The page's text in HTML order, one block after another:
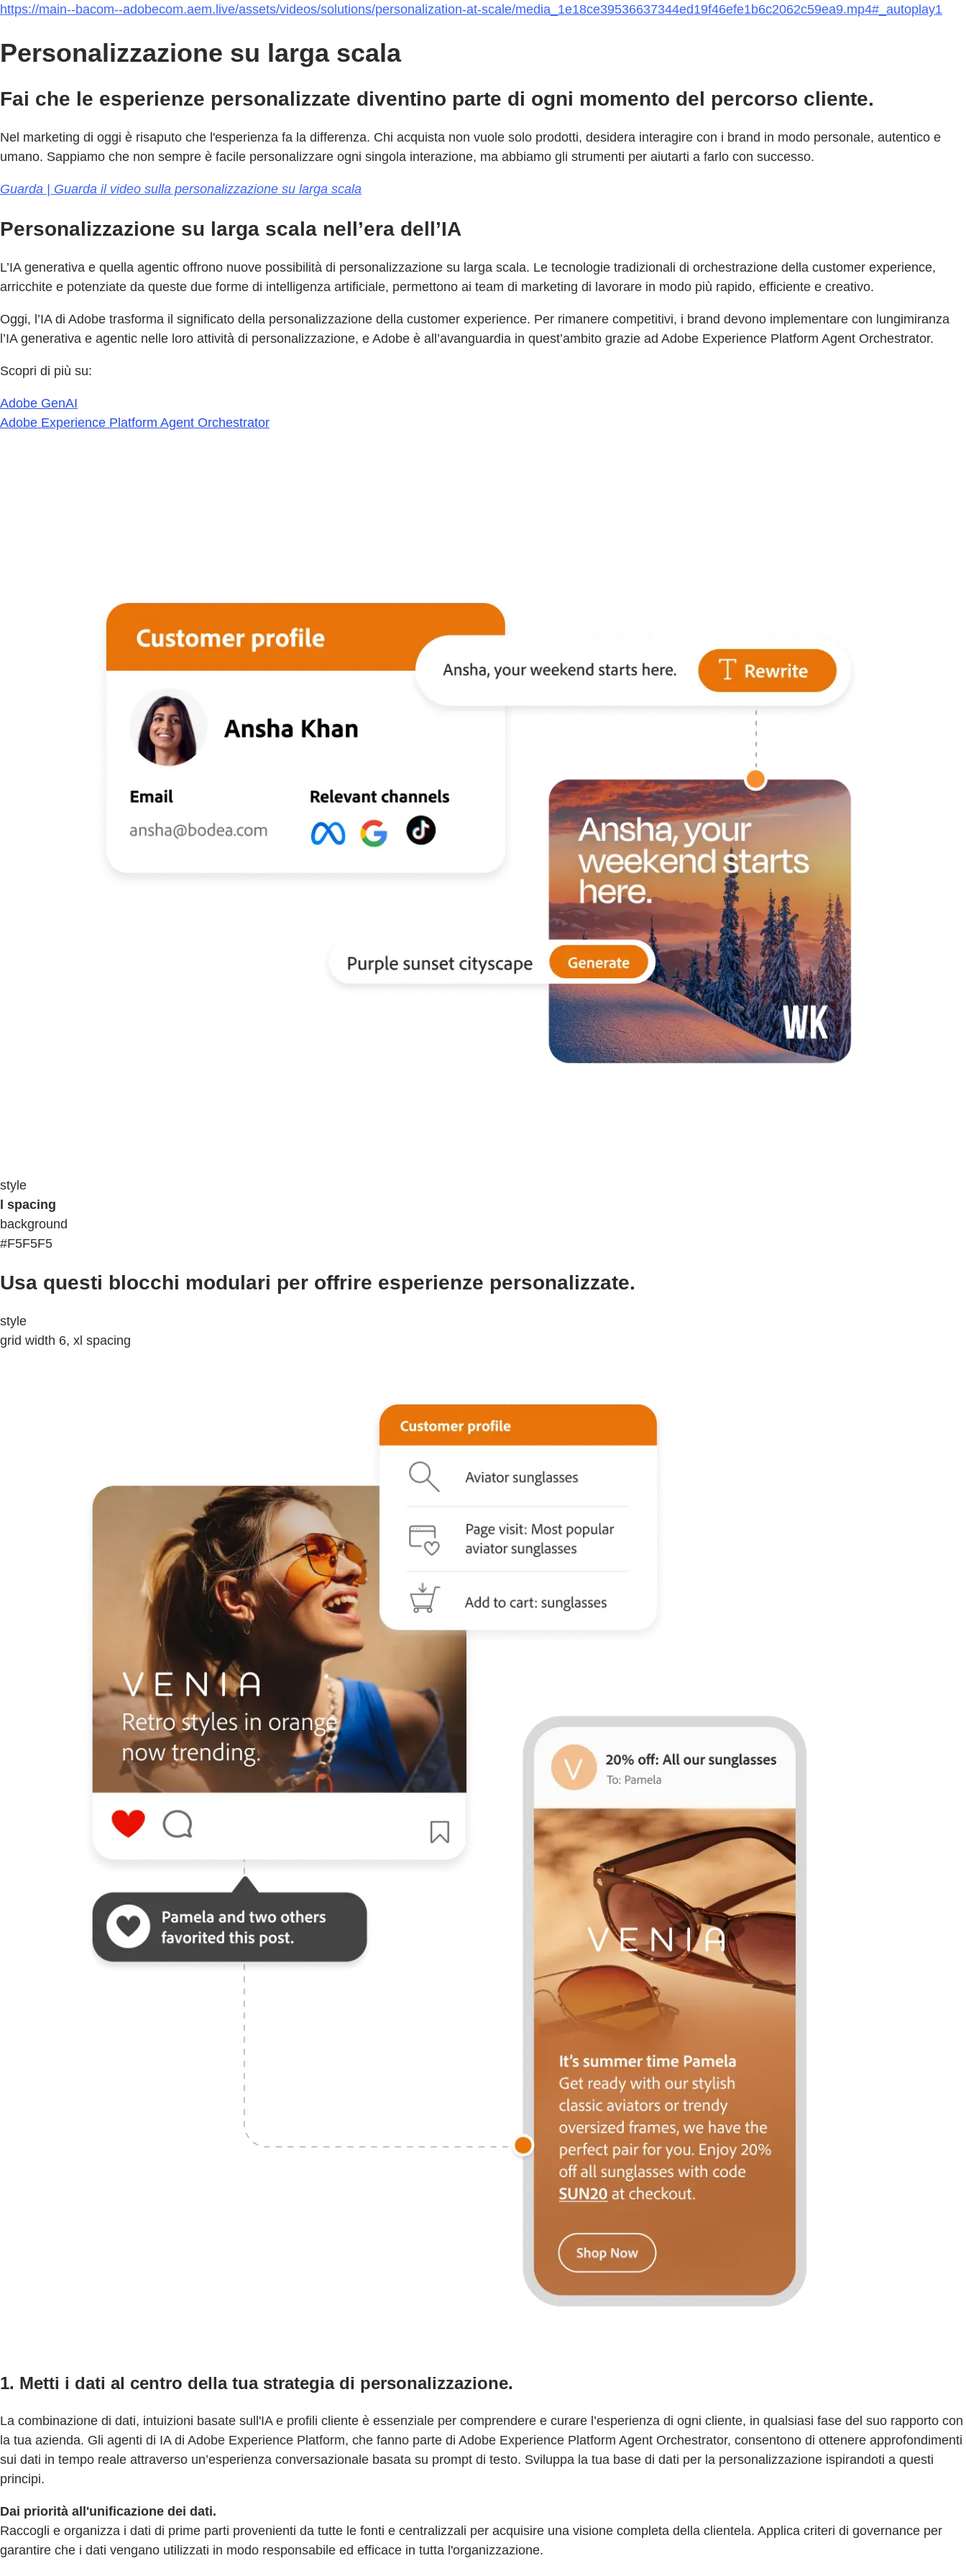
https://main--bacom--adobecom.aem.live/assets/videos/solutions/personalization-at-scale/media_1e18ce39536637344ed19f46efe1b6c2062c59ea9.mp4#_autoplay1
Personalizzazione su larga scala
Fai che le esperienze personalizzate diventino parte di ogni momento del percorso cliente.
Nel marketing di oggi è risaputo che l'esperienza fa la differenza. Chi acquista non vuole solo prodotti, desidera interagire con i brand in modo personale, autentico e
umano. Sappiamo che non sempre è facile personalizzare ogni singola interazione, ma abbiamo gli strumenti per aiutarti a farlo con successo.
Guarda | Guarda il video sulla personalizzazione su larga scala
Personalizzazione su larga scala nell’era dell’IA
L’IA generativa e quella agentic offrono nuove possibilità di personalizzazione su larga scala. Le tecnologie tradizionali di orchestrazione della customer experience,
arricchite e potenziate da queste due forme di intelligenza artificiale, permettono ai team di marketing di lavorare in modo più rapido, efficiente e creativo.
Oggi, l’IA di Adobe trasforma il significato della personalizzazione della customer experience. Per rimanere competitivi, i brand devono implementare con lungimiranza
l’IA generativa e agentic nelle loro attività di personalizzazione, e Adobe è all’avanguardia in quest’ambito grazie ad Adobe Experience Platform Agent Orchestrator.
Scopri di più su:
Adobe GenAI
Adobe Experience Platform Agent Orchestrator
style
l spacing
background
#F5F5F5
Usa questi blocchi modulari per offrire esperienze personalizzate.
style
grid width 6, xl spacing
1. Metti i dati al centro della tua strategia di personalizzazione.
La combinazione di dati, intuizioni basate sull'IA e profili cliente è essenziale per comprendere e curare l’esperienza di ogni cliente, in qualsiasi fase del suo rapporto con
la tua azienda. Gli agenti di IA di Adobe Experience Platform, che fanno parte di Adobe Experience Platform Agent Orchestrator, consentono di ottenere approfondimenti
sui dati in tempo reale attraverso un’esperienza conversazionale basata su prompt di testo. Sviluppa la tua base di dati per la personalizzazione ispirandoti a questi
principi.
Dai priorità all'unificazione dei dati.
Raccogli e organizza i dati di prime parti provenienti da tutte le fonti e centralizzali per acquisire una visione completa della clientela. Applica criteri di governance per
garantire che i dati vengano utilizzati in modo responsabile ed efficace in tutta l'organizzazione.